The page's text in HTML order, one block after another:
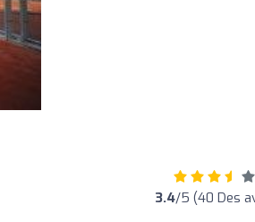
3.4/5 (40 Des